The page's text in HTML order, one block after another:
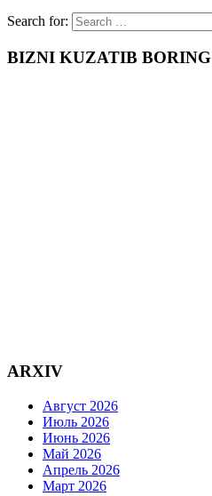
Search for:
BIZNI KUZATIB BORING
ARXIV
Август 2026
Июль 2026
Июнь 2026
Май 2026
Апрель 2026
Март 2026